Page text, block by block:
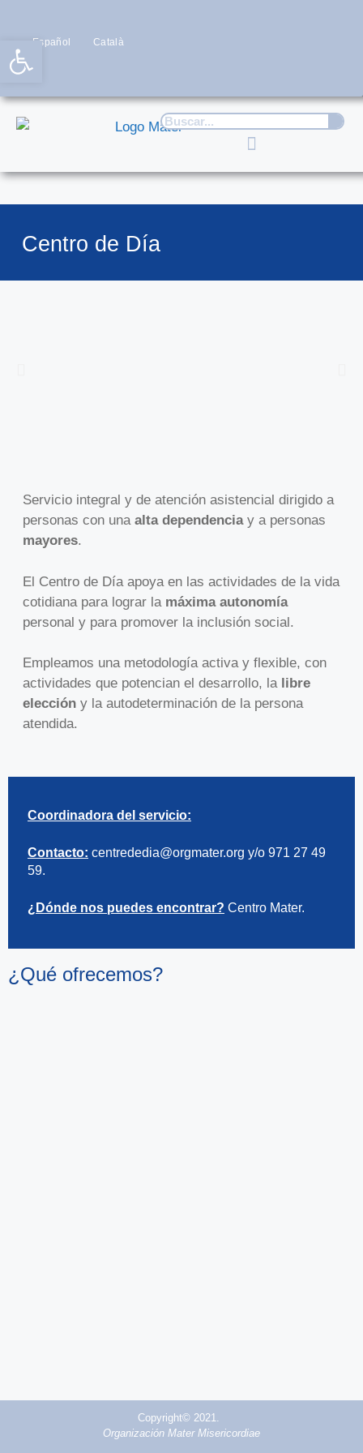
Español Català
Centro de Día
Servicio integral y de atención asistencial dirigido a
personas con una alta dependenciay a personas
mayores.
El Centro de Día apoya en las actividades de la vida
cotidiana para lograr la máxima autonomía
personal y para promover la inclusión social.
Empleamos una metodología activa y flexible, con
actividades que potencian el desarrollo, la libre
elección y la autodeterminación de la persona
atendida.
Coordinadora del servicio:
Contacto: centrededia@orgmater.org y/o 971 27 49
59.
¿ Dónde nos puedes encontrar? Centro Mater.
¿Qué ofrecemos?
Copyright© 2021.
Organización Mater Misericordiae
Abrir barra de herramientas